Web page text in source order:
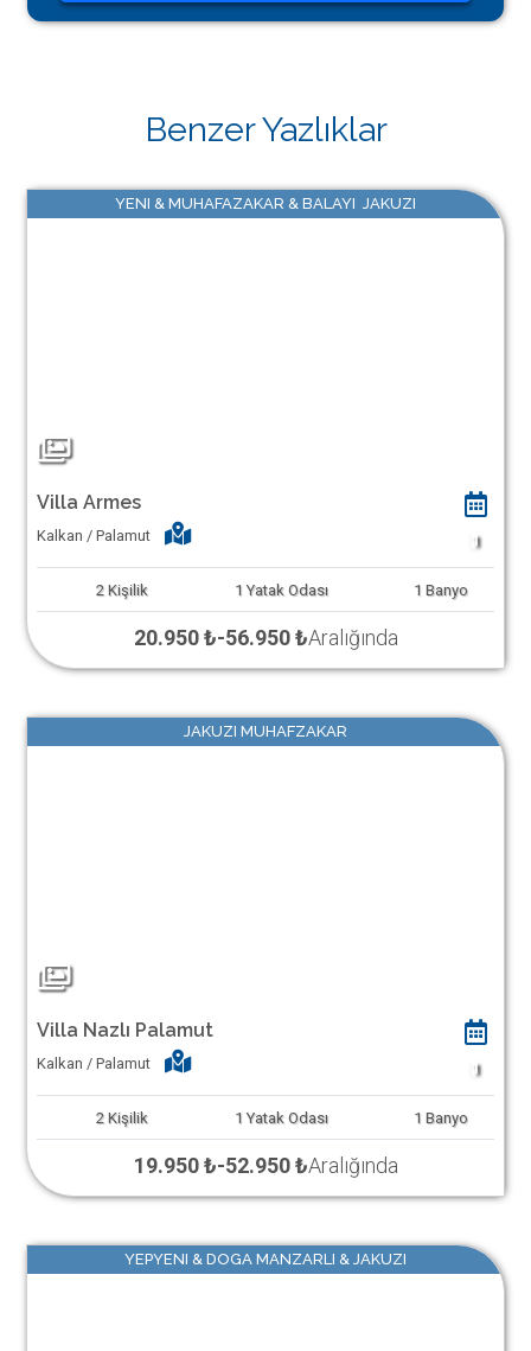
Benzer Yazlıklar
YENI & MUHAFAZAKAR & BALAYI JAKUZI
Villa Armes
Kalkan / Palamut 1
2 Kişilik 1 Yatak Odası 1 Banyo
20.950 ₺-56.950 ₺Aralığında
JAKUZI MUHAFZAKAR
Villa Nazlı Palamut
Kalkan / Palamut 1
2 Kişilik 1 Yatak Odası 1 Banyo
19.950 ₺-52.950 ₺Aralığında
YEPYENI & DOGA MANZARLI & JAKUZI